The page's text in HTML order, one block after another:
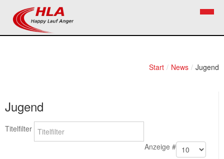
Start / News / Jugend
Jugend
Titelfilter
Anzeige #
Kontakt
Mitglied werden
Bezirkslaufcup
Volkslauf